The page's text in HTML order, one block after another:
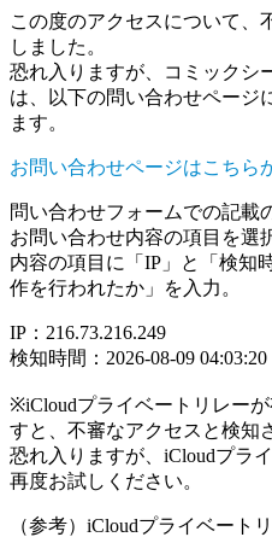
この度のアクセスについて、
しました。
恐れ入りますが、コミックシ
は、以下の問い合わせページ
ます。
お問い合わせページはこちら
問い合わせフォームでの記載
お問い合わせ内容の項目を選
内容の項目に「IP」と「検知
作を行われたか」を入力。
IP：216.73.216.249
検知時間：2026-08-09 04:03:20
※iCloudプライベートリレー
すと、不審なアクセスと検知
恐れ入りますが、iCloudプラ
再度お試しください。
（参考）iCloudプライベート